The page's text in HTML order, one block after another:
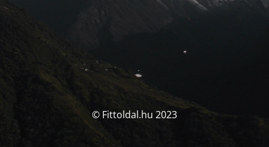
© Fittoldal.hu 2023